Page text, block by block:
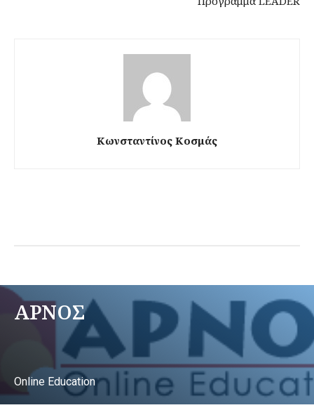
Κωνσταντίνος Κοσμάς
ΑΡΝΟΣ
Online Education